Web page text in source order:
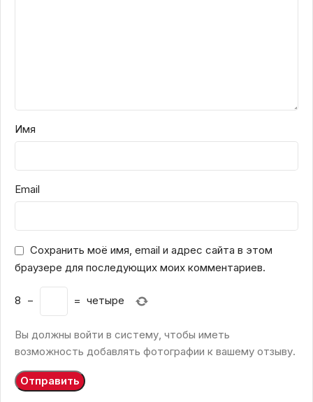
Имя
Email
Сохранить моё имя, email и адрес сайта в этом
браузере для последующих моих комментариев.
8 − = четыре
Вы должны войти в систему, чтобы иметь
возможность добавлять фотографии к вашему отзыву.